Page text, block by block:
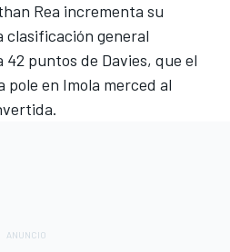
Rea incrementa su
general
42 puntos de Davies, que el
en Imola merced al